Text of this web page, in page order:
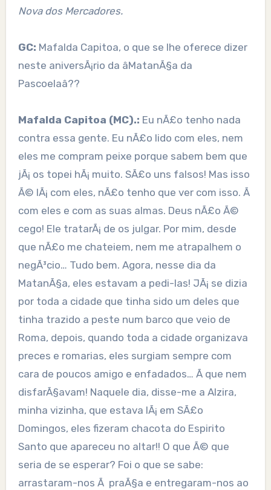
Nova dos Mercadores.
GC: Mafalda Capitoa, o que se lhe oferece dizer
neste aniversÃ¡rio da âMatanÃ§a da
Pascoelaâ??
Mafalda Capitoa (MC).: Eu nÃ£o tenho nada
contra essa gente. Eu nÃ£o lido com eles, nem
eles me compram peixe porque sabem bem que
jÃ¡ os topei hÃ¡ muito. SÃ£o uns falsos! Mas isso
Ã© lÃ¡ com eles, nÃ£o tenho que ver com isso. Ã
com eles e com as suas almas. Deus nÃ£o Ã©
cego! Ele tratarÃ¡ de os julgar. Por mim, desde
que nÃ£o me chateiem, nem me atrapalhem o
negÃ³cio… Tudo bem. Agora, nesse dia da
MatanÃ§a, eles estavam a pedi-las! JÃ¡ se dizia
por toda a cidade que tinha sido um deles que
tinha trazido a peste num barco que veio de
Roma, depois, quando toda a cidade organizava
preces e romarias, eles surgiam sempre com
cara de poucos amigo e enfadados… Ã que nem
disfarÃ§avam! Naquele dia, disse-me a Alzira,
minha vizinha, que estava lÃ¡ em SÃ£o
Domingos, eles fizeram chacota do Espirito
Santo que apareceu no altar!! O que Ã© que
seria de se esperar? Foi o que se sabe:
arrastaram-nos Ã praÃ§a e entregaram-nos ao